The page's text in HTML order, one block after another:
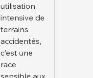
utilisation
intensive de
terrains
accidentés,
c'est une
race
sensible aux